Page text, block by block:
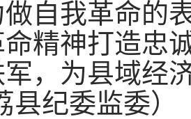
自我革命的
精神打造忠
，为县域经
县纪委监委）